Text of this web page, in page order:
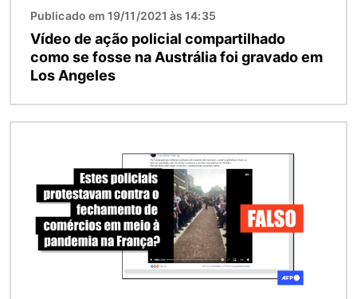
Publicado em 19/11/2021 às 14:35
Vídeo de ação policial compartilhado
como se fosse na Austrália foi gravado em
Los Angeles